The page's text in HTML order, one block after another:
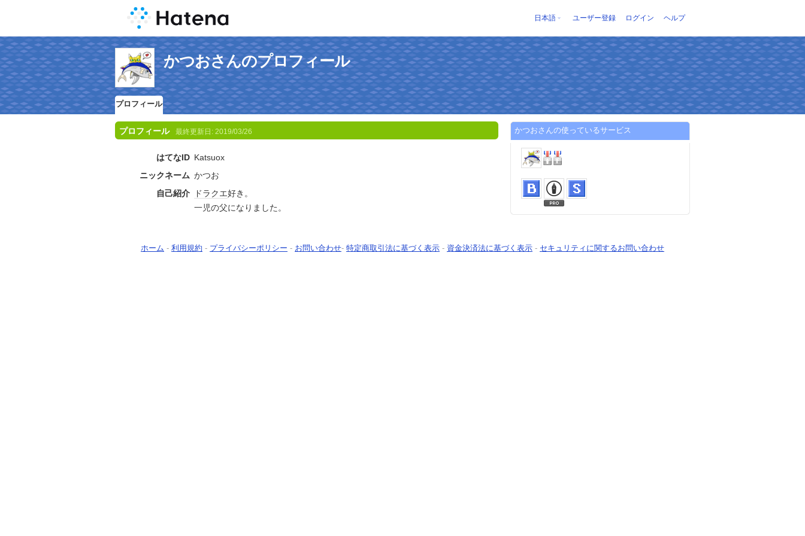
日本語 ユーザー登録 ログイン ヘルプ
かつおさんのプロフィール
プロフィール
プロフィール 最終更新日: 2019/03/26
はてなID Katsuox
ニックネーム かつお
自己紹介
ドラクエ好き。
一児の父になりました。
かつおさんの使っているサービス
ホーム - 利用規約 - プライバシーポリシー - お問い合わせ- 特定商取引法に基づく表示 - 資金決済法に基づく表示 - セキュリティに関するお問い合わせ